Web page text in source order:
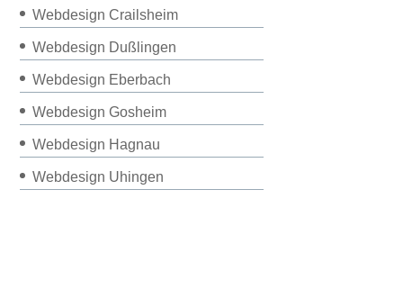
Webdesign Crailsheim
Webdesign Dußlingen
Webdesign Eberbach
Webdesign Gosheim
Webdesign Hagnau
Webdesign Uhingen